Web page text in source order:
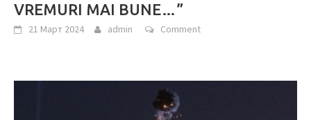
VREMURI MAI BUNE…”
21 Март 2024 admin Comment